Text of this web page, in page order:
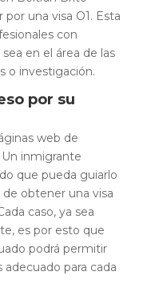
una visa O1. Esta
con
en el área de las
o investigación.
por su
web de
inmigrante
que pueda guiarlo
obtener una visa
caso, ya sea
es por esto que
podrá permitir
para cada